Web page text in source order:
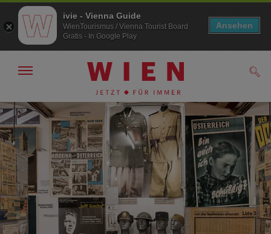
Zur
Navigation
Zum
Inhalt
Navigation
ivie - Vienna Guide
WienTourismus / Vienna Tourist Board
Gratis - In Google Play
Ansehen